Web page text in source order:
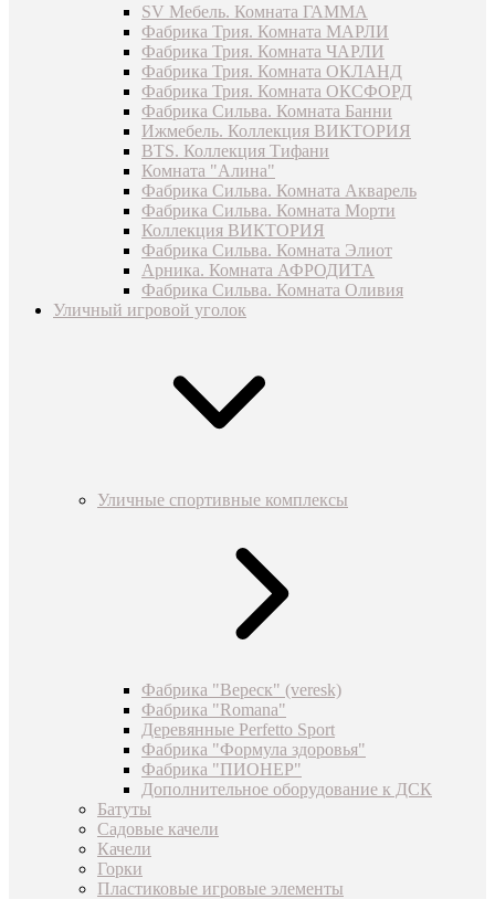
SV Мебель. Комната ГАММА
Фабрика Трия. Комната МАРЛИ
Фабрика Трия. Комната ЧАРЛИ
Фабрика Трия. Комната ОКЛАНД
Фабрика Трия. Комната ОКСФОРД
Фабрика Сильва. Комната Банни
Ижмебель. Коллекция ВИКТОРИЯ
BTS. Коллекция Тифани
Комната "Алина"
Фабрика Сильва. Комната Акварель
Фабрика Сильва. Комната Морти
Коллекция ВИКТОРИЯ
Фабрика Сильва. Комната Элиот
Арника. Комната АФРОДИТА
Фабрика Сильва. Комната Оливия
Уличный игровой уголок
Уличные спортивные комплексы
Фабрика "Вереск" (veresk)
Фабрика "Romana"
Деревянные Perfetto Sport
Фабрика "Формула здоровья"
Фабрика "ПИОНЕР"
Дополнительное оборудование к ДСК
Батуты
Садовые качели
Качели
Горки
Пластиковые игровые элементы